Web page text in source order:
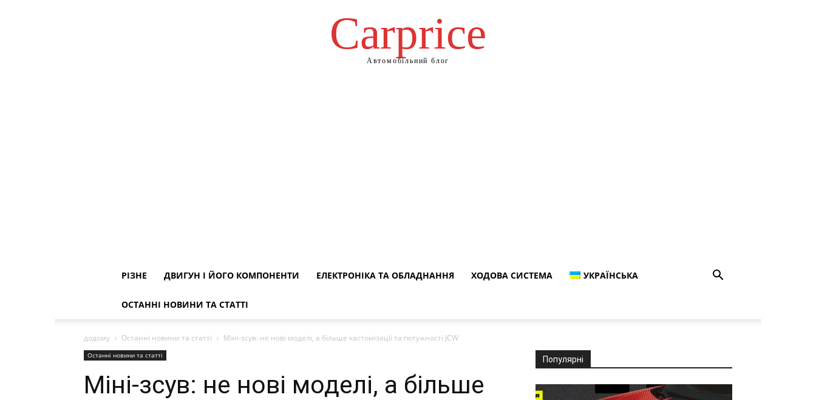
Сarprice
Автомобільний блог
РІЗНЕ ДВИГУН І ЙОГО КОМПОНЕНТИ ЕЛЕКТРОНІКА ТА ОБЛАДНАННЯ ХОДОВА СИСТЕМА УКРАЇНСЬКА
ОСТАННІ НОВИНИ ТА СТАТТІ
додому Останні новини та статті Міні-зсув: не нові моделі, а більше кастомізації та потужності JCW
Останні новини та статті
Міні-зсув: не нові моделі, а більше
Популярні